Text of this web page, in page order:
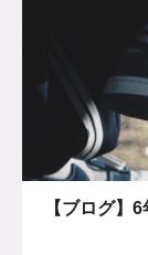
【ブログ】